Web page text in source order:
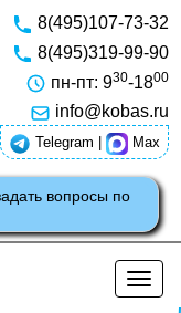
вопросы по
8(495)107-73-32
8(495)319-99-90
пн-пт: 930-1800
info@kobas.ru
Telegram Max